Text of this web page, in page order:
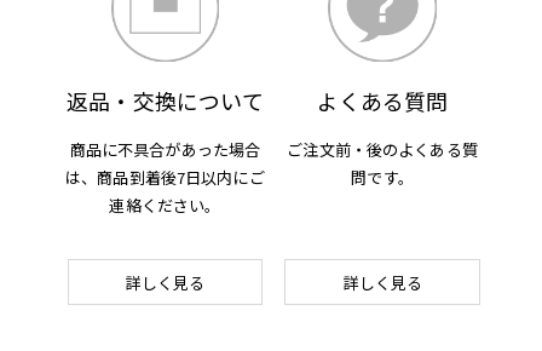
返品・交換について
商品に不具合があった場合
は、商品到着後7日以内にご
連絡ください。
詳しく見る
よくある質問
ご注文前・後のよくある質
問です。
詳しく見る